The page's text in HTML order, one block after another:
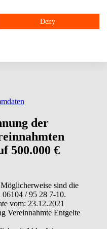
steuerrelevante Belege
steuerlichem Berater
der
500.000 €
sind die
06104 / 95 28 7-10.
vom: 23.12.2021
Vereinnahmte Entgelte
Deny